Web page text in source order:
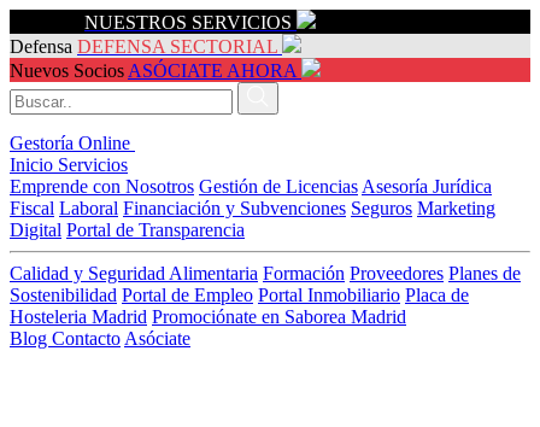
NUESTROS SERVICIOS
Defensa DEFENSA SECTORIAL
Nuevos Socios ASÓCIATE AHORA
Gestoría Online
Inicio Servicios
Emprende con Nosotros Gestión de Licencias Asesoría Jurídica
Fiscal Laboral Financiación y Subvenciones Seguros Marketing
Digital Portal de Transparencia
Calidad y Seguridad Alimentaria Formación Proveedores Planes de
Sostenibilidad Portal de Empleo Portal Inmobiliario Placa de
Hosteleria Madrid Promociónate en Saborea Madrid
Blog Contacto Asóciate